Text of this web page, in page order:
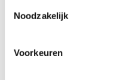
kader van uw gebruik
Noodzakelijk
Voorkeuren